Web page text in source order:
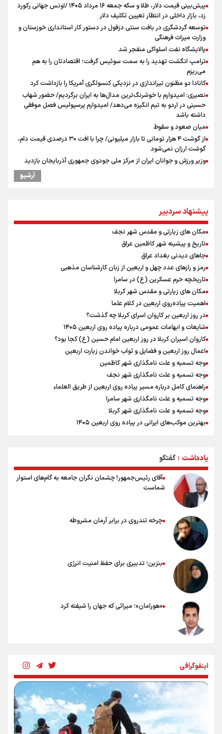
پیش‌بینی قیمت دلار، طلا و سکه جمعه ۱۶ مرداد ۱۴۰۵ /اونس جهانی رکورد
زد، بازار داخلی در انتظار تعیین تکلیف دلار
توسعه گردشگری در بافت سنتی دزفول در دستور کار استانداری خوزستان و
وزارت میراث فرهنگی
پالایشگاه نفت اسلواکی منفجر شد
ترامپ انگشت تهدید را به سمت سوئیس گرفت؛ اقتصادتان را به هم
می‌ریزم
کانادا دو مظنون تیراندازی در نزدیکی کنسولگری آمریکا را بازداشت کرد
نصیری: امیدوارم با خوشرنگ‌ترین مدال‌ها به ایران برگردیم/ حضور شهاب
حسینی در اردو به تیم انگیزه می‌دهد/ امیدوارم پرسپولیس فصل موفقی
داشته باشد
میان صعود و سقوط
از گوشت ۴ هزار تومانی تا بازار میلیونی/ چرا با افت ۳۰ درصدی قیمت دام،
گوشت ارزان نمی‌شود
وزیر ورزش و جوانان ایران از مرکز ملی جودوی جمهوری آذربایجان بازدید
ادعای ترامپ: جنگ بزودی پایان می‌یابد/تامین برخی مهمات «محدودتر»
شده است
موسی جنپو، بازیکن فصل گذشته استقلال به پانتولیکوس یونان پیوست
دانیال شه‌بخش: اردوی ازبکستان کیفیت فنی تیم ملی را بالا برد/ برای
مدال ناگویا باید قهرمانان جهان و المپیک را شکست دهیم
ورزشکاران سنگنوردی
یمن، ایستاده در برابر تحریم و تجاوز
خوشرنگ‌ترین مدال‌ها به ایران برگردیم
خودکشی ضارب ۱۴ ساله مدرسه تایلندی
مکان های زیارتی و مقدس شهر نجف
خطیب جمعه تهران: دشمن شکست مفتضحانه خورده و به التماس افتاده،
ادبیات باخت را هم بلد نیست
آرشیو
پیشنهاد سردبیر
مکان های زیارتی و مقدس شهر نجف
تاریخ و پیشینه شهر کاظمین عراق
جاهای دیدنی بغداد عراق
رمز و رازهای عدد چهل و اربعین از زبان کارشناسان مذهبی
تاریخچه حرم عسکرین (ع) در سامرا
مکان های زیارتی و مقدس شهر کربلا
اهمیت پیاده‌روی اربعین در کلام علما
در روز اربعین بر کاروان اسرای کربلا چه گذشت؟
شایعات و ابهامات عمومی درباره پیاده روی اربعین ۱۴۰۵
کاروان اسیران کربلا در روز اربعین امام حسین (ع) کجا بود؟
اعمال روز اربعین و فضایل و ثواب خواندن زیارت اربعین
وجه تسمیه و علت نامگذاری شهر کاظمین
وجه تسمیه و علت نامگذاری شهر نجف
راهنمای کامل درباره مسیر پیاده روی اربعین از طریق العلماء
وجه تسمیه و علت نامگذاری شهر سامرا
وجه تسمیه و علت نامگذاری شهر کربلا
بهترین موکب‌های ایرانی در پیاده روی اربعین ۱۴۰۵
۲۰ نکته دوستانه درباره پیاده روی اربعین و عراقی ها
یادداشت | گفتگو
آقای رئیس‌جمهور! چشمان نگران جامعه به گام‌های استوار
شماست
چرخه تندروی در برابر آرمان مشروطه
بنزین؛ تدبیری برای حفظ امنیت انرژی
«هورامان»؛ میراثی که جهان را شیفته کرد
رسانه ملی و حق مردم برای شنیدن صدای رئیس‌جمهوری
اینفوگرافی